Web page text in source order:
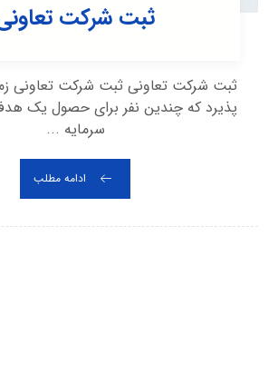
ثبت شرکت
ثبت شرکت تعاونی ثبت شرکت تعاونی
پذیرد که چندین نفر برای حصول یک
سرمایه ...
ادامه مطلب